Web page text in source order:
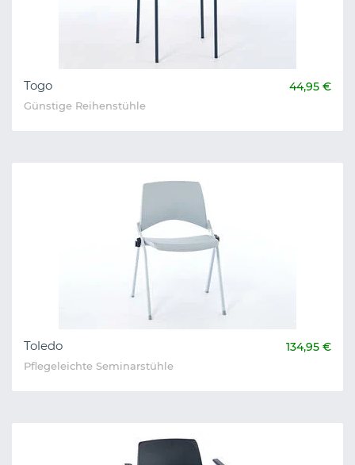
Togo 44,95 €
Günstige Reihenstühle
Toledo 134,95 €
Pflegeleichte Seminarstühle